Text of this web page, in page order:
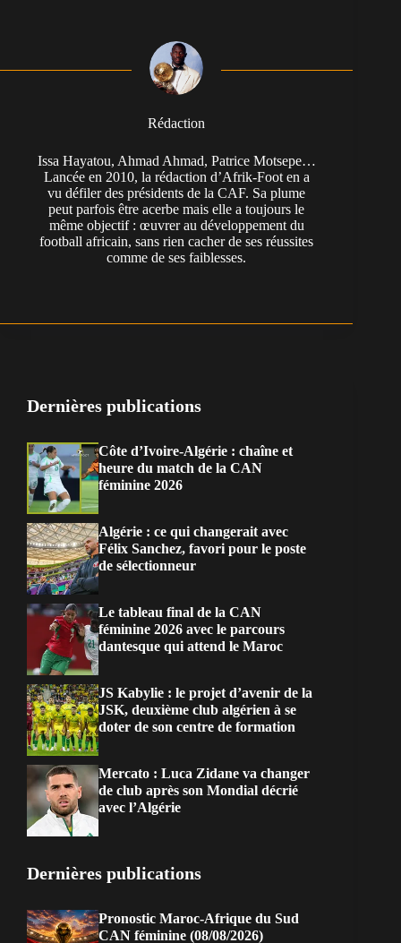
Rédaction
Issa Hayatou, Ahmad Ahmad, Patrice Motsepe…
Lancée en 2010, la rédaction d’Afrik-Foot en a
vu défiler des présidents de la CAF. Sa plume
peut parfois être acerbe mais elle a toujours le
même objectif : œuvrer au développement du
football africain, sans rien cacher de ses réussites
comme de ses faiblesses.
Dernières publications
Côte d’Ivoire-Algérie : chaîne et
heure du match de la CAN
féminine 2026
Algérie : ce qui changerait avec
Félix Sanchez, favori pour le poste
de sélectionneur
Le tableau final de la CAN
féminine 2026 avec le parcours
dantesque qui attend le Maroc
JS Kabylie : le projet d’avenir de la
JSK, deuxième club algérien à se
doter de son centre de formation
Mercato : Luca Zidane va changer
de club après son Mondial décrié
avec l’Algérie
Dernières publications
Pronostic Maroc-Afrique du Sud
CAN féminine (08/08/2026)